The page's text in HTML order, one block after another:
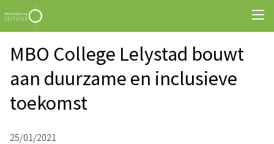
MBO College Lelystad bouwt
aan duurzame en inclusieve
toekomst
25/01/2021